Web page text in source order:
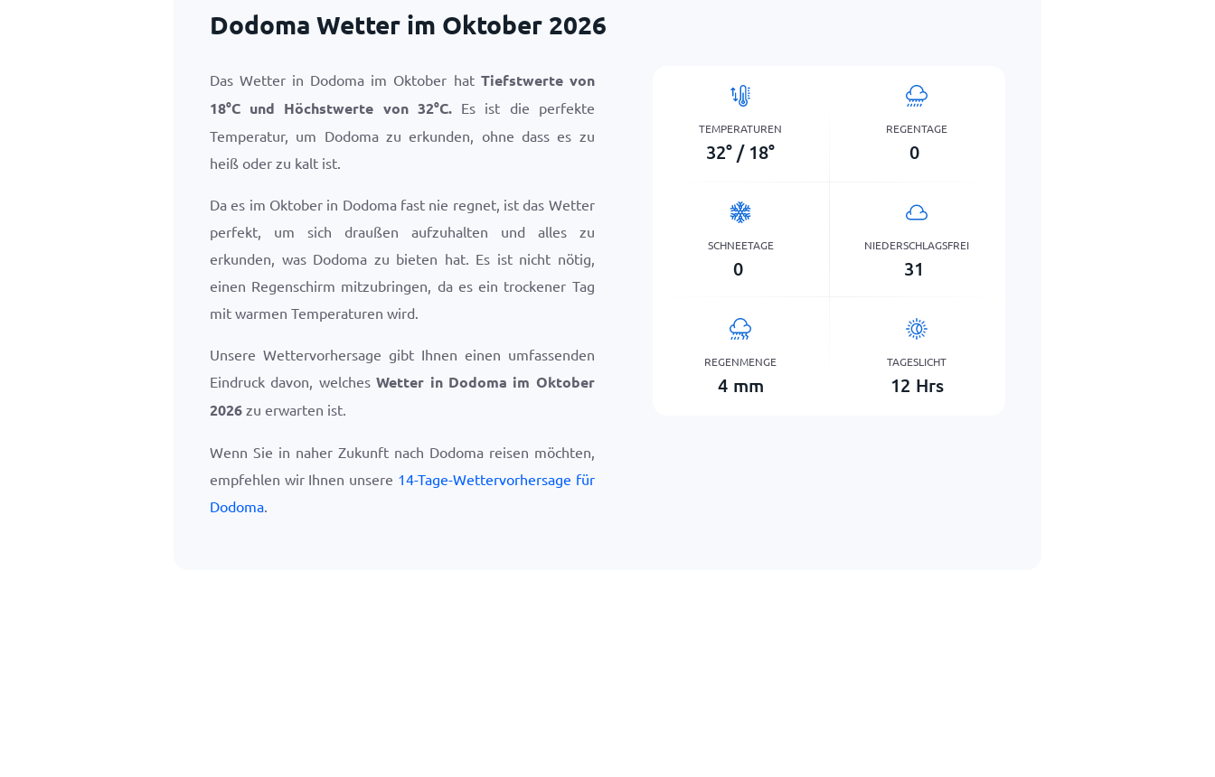
Dodoma Wetter im Oktober 2026
Das Wetter in Dodoma im Oktober hat Tiefstwerte von
18°C und Höchstwerte von 32°C.Es ist die perfekte
Temperatur, um Dodoma zu erkunden, ohne dass es zu
heiß oder zu kalt ist.
Da es im Oktober in Dodoma fast nie regnet, ist das Wetter
perfekt, um sich draußen aufzuhalten und alles zu
erkunden, was Dodoma zu bieten hat. Es ist nicht nötig,
einen Regenschirm mitzubringen, da es ein trockener Tag
mit warmen Temperaturen wird.
Unsere Wettervorhersage gibt Ihnen einen umfassenden
Eindruck davon, welchesWetter in Dodoma im Oktober
2026 zu erwarten ist.
Wenn Sie in naher Zukunft nach Dodoma reisen möchten,
empfehlen wir Ihnen unsere 14-Tage-Wettervorhersage für
Dodoma.
TEMPERATUREN
32° / 18°
REGENTAGE
0
SCHNEETAGE
0
NIEDERSCHLAGSFREI
31
REGENMENGE
4 mm
TAGESLICHT
12 Hrs